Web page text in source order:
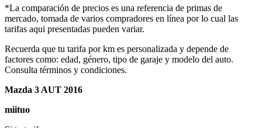
*La comparación de precios es una referencia de primas de
mercado, tomada de varios compradores en línea por lo cual las
tarifas aqui presentadas pueden variar.
Recuerda que tu tarifa por km es personalizada y depende de
factores como: edad, género, tipo de garaje y modelo del auto.
Consulta términos y condiciones.
Mazda 3 AUT 2016
miituo